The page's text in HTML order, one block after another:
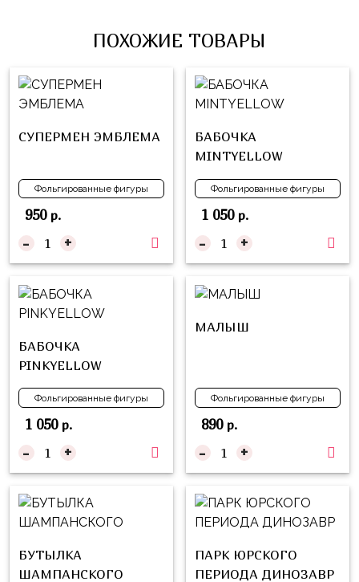
ПОХОЖИЕ ТОВАРЫ
СУПЕРМЕН ЭМБЛЕМА
Фольгированные фигуры
950р.
- +
БАБОЧКА
MINTYELLOW
Фольгированные фигуры
1 050р.
- +
БАБОЧКА
PINKYELLOW
Фольгированные фигуры
1 050р.
- +
МАЛЫШ
Фольгированные фигуры
890р.
- +
БУТЫЛКА
ШАМПАНСКОГО
ПАРК ЮРСКОГО
ПЕРИОДА ДИНОЗАВР
шары
с
композиции
из
шаров
Цифры
Шары
с
декором
Большие
шары
фигуры
сюрприз
Индивидуальная
или
Девочка
Смешарики/
Мой
Маленький
Пони
Губка
Боб
Буба
Лунтик
Черепашки-
ниндзя
Фиксики
Динозавры
Микки